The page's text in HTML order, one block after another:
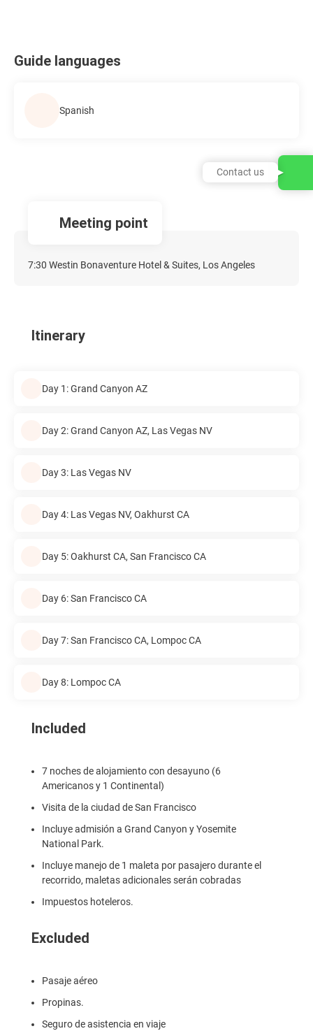
Guide languages
Spanish
Meeting point
7:30 Westin Bonaventure Hotel & Suites, Los Angeles
Itinerary
Day 1: Grand Canyon AZ
Day 2: Grand Canyon AZ, Las Vegas NV
Day 3: Las Vegas NV
Day 4: Las Vegas NV, Oakhurst CA
Day 5: Oakhurst CA, San Francisco CA
Day 6: San Francisco CA
Day 7: San Francisco CA, Lompoc CA
Day 8: Lompoc CA
Included
7 noches de alojamiento con desayuno (6
Americanos y 1 Continental)
Visita de la ciudad de San Francisco
Incluye admisión a Grand Canyon y Yosemite
National Park.
Incluye manejo de 1 maleta por pasajero durante el
recorrido, maletas adicionales serán cobradas
Impuestos hoteleros.
Excluded
Pasaje aéreo
Propinas.
Seguro de asistencia en viaje
Contact us